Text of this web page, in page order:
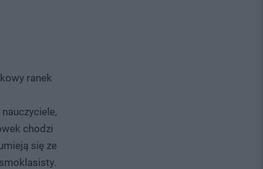
ranek
chodzi
się ze